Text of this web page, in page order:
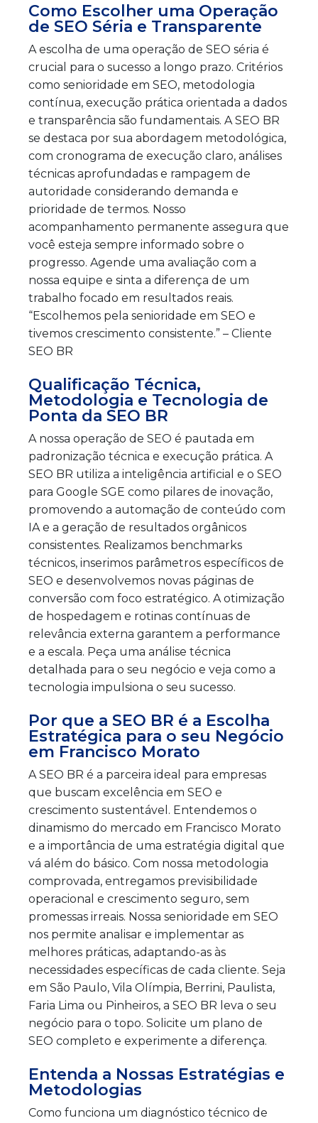
Como Escolher uma Operação
de SEO Séria e Transparente
A escolha de uma operação de SEO séria é
crucial para o sucesso a longo prazo. Critérios
como senioridade em SEO, metodologia
contínua, execução prática orientada a dados
e transparência são fundamentais. A SEO BR
se destaca por sua abordagem metodológica,
com cronograma de execução claro, análises
técnicas aprofundadas e rampagem de
autoridade considerando demanda e
prioridade de termos. Nosso
acompanhamento permanente assegura que
você esteja sempre informado sobre o
progresso. Agende uma avaliação com a
nossa equipe e sinta a diferença de um
trabalho focado em resultados reais.
“Escolhemos pela senioridade em SEO e
tivemos crescimento consistente.” – Cliente
SEO BR
Qualificação Técnica,
Metodologia e Tecnologia de
Ponta da SEO BR
A nossa operação de SEO é pautada em
padronização técnica e execução prática. A
SEO BR utiliza a inteligência artificial e o SEO
para Google SGE como pilares de inovação,
promovendo a automação de conteúdo com
IA e a geração de resultados orgânicos
consistentes. Realizamos benchmarks
técnicos, inserimos parâmetros específicos de
SEO e desenvolvemos novas páginas de
conversão com foco estratégico. A otimização
de hospedagem e rotinas contínuas de
relevância externa garantem a performance
e a escala. Peça uma análise técnica
detalhada para o seu negócio e veja como a
tecnologia impulsiona o seu sucesso.
Por que a SEO BR é a Escolha
Estratégica para o seu Negócio
em Francisco Morato
A SEO BR é a parceira ideal para empresas
que buscam excelência em SEO e
crescimento sustentável. Entendemos o
dinamismo do mercado em Francisco Morato
e a importância de uma estratégia digital que
vá além do básico. Com nossa metodologia
comprovada, entregamos previsibilidade
operacional e crescimento seguro, sem
promessas irreais. Nossa senioridade em SEO
nos permite analisar e implementar as
melhores práticas, adaptando-as às
necessidades específicas de cada cliente. Seja
em São Paulo, Vila Olímpia, Berrini, Paulista,
Faria Lima ou Pinheiros, a SEO BR leva o seu
negócio para o topo. Solicite um plano de
SEO completo e experimente a diferença.
Entenda a Nossas Estratégias e
Metodologias
Como funciona um diagnóstico técnico de